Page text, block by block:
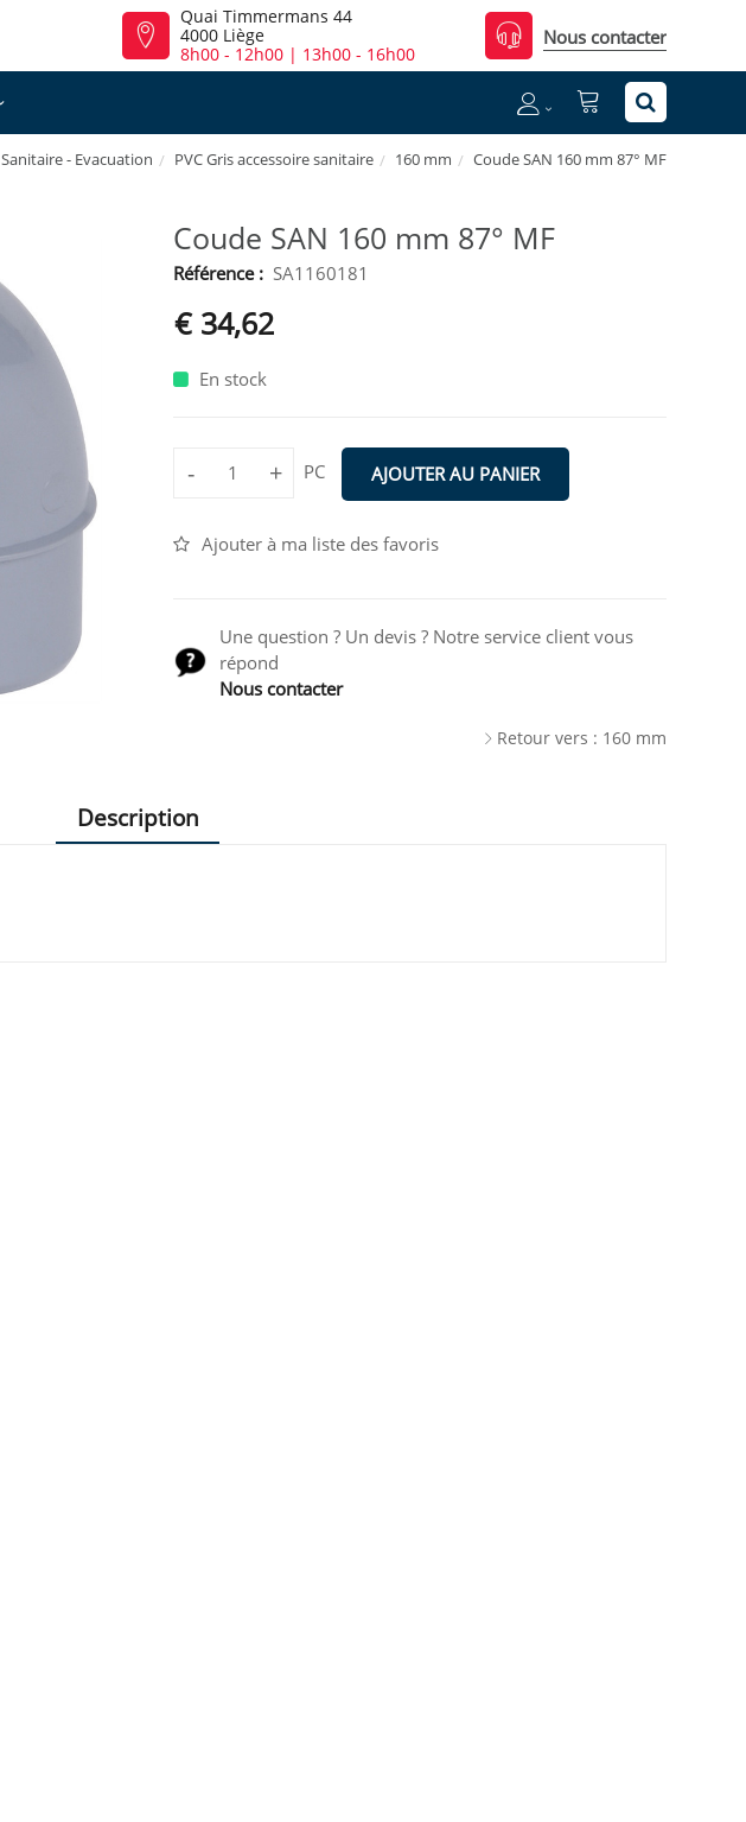
Quai Timmermans 44
4000 Liège
8h00 - 12h00 | 13h00 - 16h00
Nous contacter
Sanitaire - Evacuation PVC Gris accessoire sanitaire 160 mm Coude SAN 160 mm 87° MF
Coude SAN 160 mm 87° MF
Référence : SA1160181
€ 34,62
En stock
- + PC AJOUTER AU PANIER
Ajouter à ma liste des favoris
Une question ? Un devis ? Notre service client vous
répond
Nous contacter
Retour vers : 160 mm
Description